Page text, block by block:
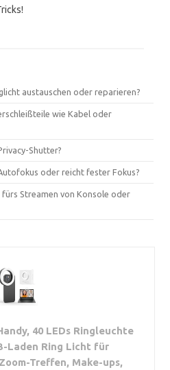
austauschen oder reparieren?
wie Kabel oder
Shutter?
oder reicht fester Fokus?
Streamen von Konsole oder
40 LEDs Ringleuchte
Laden Ring Licht für
Treffen, Make-ups,